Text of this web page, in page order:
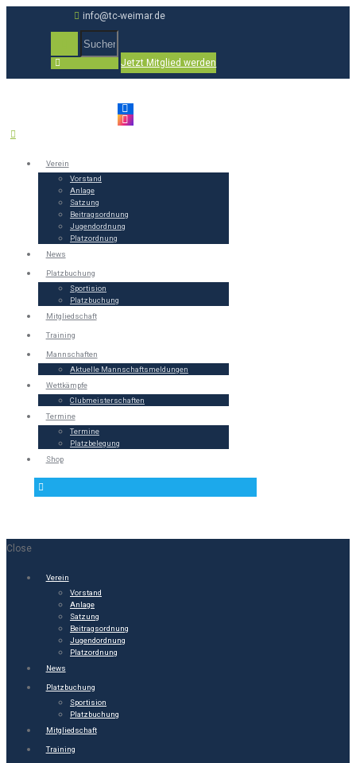
info@tc-weimar.de
Jetzt Mitglied werden
Verein
Vorstand
Anlage
Satzung
Beitragsordnung
Jugendordnung
Platzordnung
News
Platzbuchung
Sportision
Platzbuchung
Mitgliedschaft
Training
Mannschaften
Aktuelle Mannschaftsmeldungen
Wettkämpfe
Clubmeisterschaften
Termine
Termine
Platzbelegung
Shop
Close
Verein
Vorstand
Anlage
Satzung
Beitragsordnung
Jugendordnung
Platzordnung
News
Platzbuchung
Sportision
Platzbuchung
Mitgliedschaft
Training